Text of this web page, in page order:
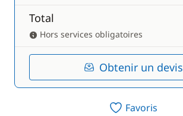
Total
Hors services obligatoires
Obtenir un devis
Favoris